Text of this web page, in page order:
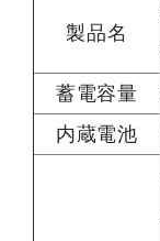
製品名
蓄電容量
内蔵電池